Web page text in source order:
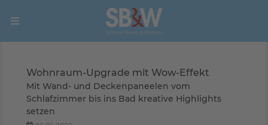
Wohnraum-Upgrade mit Wow-Effekt
Mit Wand- und Deckenpaneelen vom
Schlafzimmer bis ins Bad kreative Highlights
setzen